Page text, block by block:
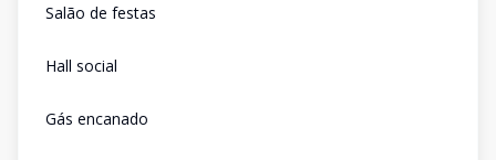
Salão de festas
Hall social
Gás encanado